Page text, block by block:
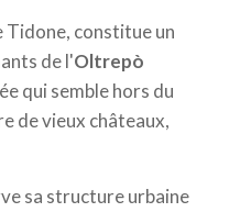
Tidone, constitue un
de l'Oltrepò
qui semble hors du
de vieux châteaux,
sa structure urbaine